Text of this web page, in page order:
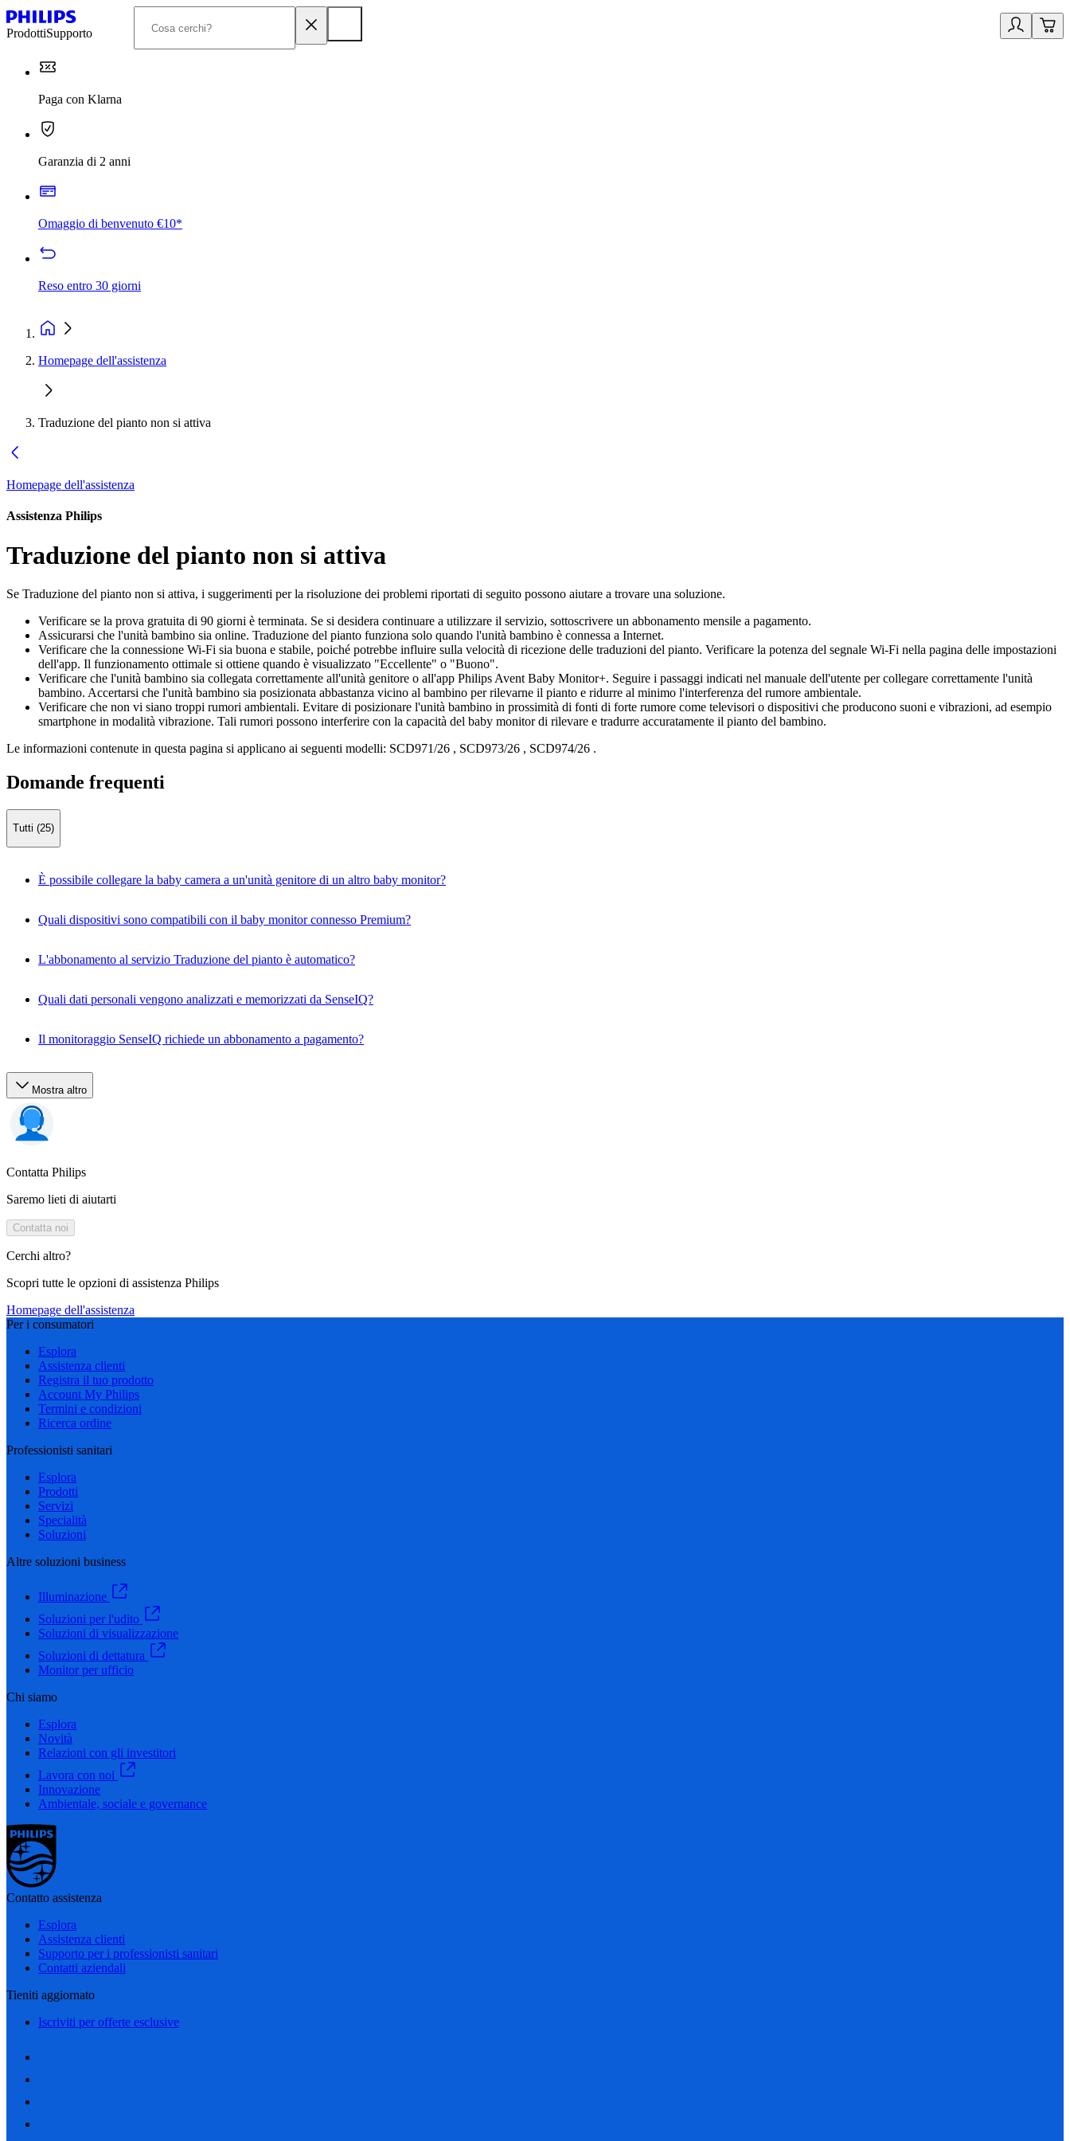
ProdottiSupporto
Paga con Klarna
Garanzia di 2 anni
Omaggio di benvenuto €10*
Reso entro 30 giorni
Homepage dell'assistenza
Traduzione del pianto non si attiva
Homepage dell'assistenza
Assistenza Philips
Traduzione del pianto non si attiva
Se Traduzione del pianto non si attiva, i suggerimenti per la risoluzione dei problemi riportati di seguito possono aiutare a trovare una soluzione.
Verificare se la prova gratuita di 90 giorni è terminata. Se si desidera continuare a utilizzare il servizio, sottoscrivere un abbonamento mensile a pagamento.
Assicurarsi che l'unità bambino sia online. Traduzione del pianto funziona solo quando l'unità bambino è connessa a Internet.
Verificare che la connessione Wi-Fi sia buona e stabile, poiché potrebbe influire sulla velocità di ricezione delle traduzioni del pianto. Verificare la potenza del segnale Wi-Fi nella pagina delle impostazioni
dell'app. Il funzionamento ottimale si ottiene quando è visualizzato "Eccellente" o "Buono".
Verificare che l'unità bambino sia collegata correttamente all'unità genitore o all'app Philips Avent Baby Monitor+. Seguire i passaggi indicati nel manuale dell'utente per collegare correttamente l'unità
bambino. Accertarsi che l'unità bambino sia posizionata abbastanza vicino al bambino per rilevarne il pianto e ridurre al minimo l'interferenza del rumore ambientale.
Verificare che non vi siano troppi rumori ambientali. Evitare di posizionare l'unità bambino in prossimità di fonti di forte rumore come televisori o dispositivi che producono suoni e vibrazioni, ad esempio
smartphone in modalità vibrazione. Tali rumori possono interferire con la capacità del baby monitor di rilevare e tradurre accuratamente il pianto del bambino.
Le informazioni contenute in questa pagina si applicano ai seguenti modelli: SCD971/26 , SCD973/26 , SCD974/26 .
Domande frequenti
Tutti (25)
È possibile collegare la baby camera a un'unità genitore di un altro baby monitor?
Quali dispositivi sono compatibili con il baby monitor connesso Premium?
L'abbonamento al servizio Traduzione del pianto è automatico?
Quali dati personali vengono analizzati e memorizzati da SenseIQ?
Il monitoraggio SenseIQ richiede un abbonamento a pagamento?
Mostra altro
Contatta Philips
Saremo lieti di aiutarti
Contatta noi
Cerchi altro?
Scopri tutte le opzioni di assistenza Philips
Homepage dell'assistenza
Per i consumatori
Esplora
Assistenza clienti
Registra il tuo prodotto
Account My Philips
Termini e condizioni
Ricerca ordine
Professionisti sanitari
Esplora
Prodotti
Servizi
Specialità
Soluzioni
Altre soluzioni business
Illuminazione
Soluzioni per l'udito
Soluzioni di visualizzazione
Soluzioni di dettatura
Monitor per ufficio
Chi siamo
Esplora
Novità
Relazioni con gli investitori
Lavora con noi
Innovazione
Ambientale, sociale e governance
Contatto assistenza
Esplora
Assistenza clienti
Supporto per i professionisti sanitari
Contatti aziendali
Tieniti aggiornato
Iscriviti per offerte esclusive